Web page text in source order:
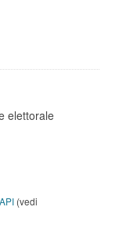
elettorale
API (vedi